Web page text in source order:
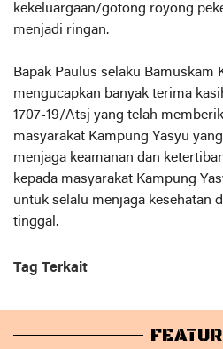
kekeluargaan/gotong royong
menjadi ringan.
Bapak Paulus selaku Bamuskam
mengucapkan banyak terima
1707-19/Atsj yang telah
masyarakat Kampung Yasyu
menjaga keamanan dan
kepada masyarakat Kampung
untuk selalu menjaga kesehatan
tinggal.
Tag Terkait